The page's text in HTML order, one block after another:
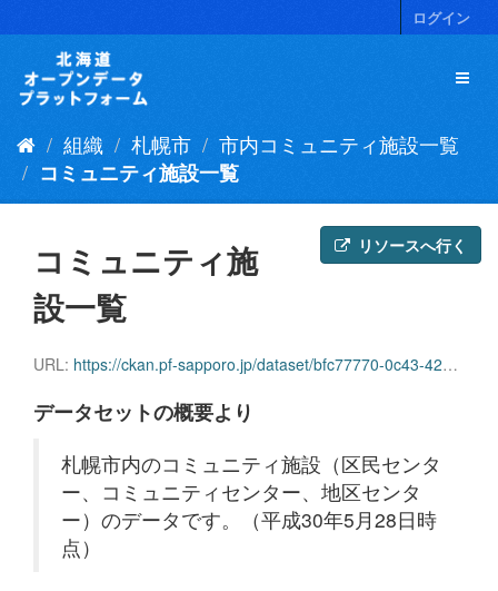
キ
ログイン
組織 札幌市
市内コミュニティ施設一覧
コミュニティ施設一覧
リソースへ行く
コミュニティ施
設一覧
URL: https://ckan.pf-sapporo.jp/dataset/bfc77770-0c43-42cd-8770-b4d57046f47d/resource/5c53b307-59ba-493d-9914-e6ea6ff1da8f/download/communityshisetsu20180528.csv
データセットの概要より
札幌市内のコミュニティ施設（区民センタ
ー、コミュニティセンター、地区センタ
ー）のデータです。（平成30年5月28日時
点）